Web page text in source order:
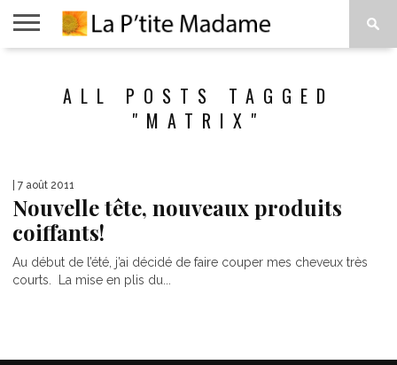
VIVRE
PROPOSALL POSTS TAGGED
"MATRIX"
| 7 août 2011
Nouvelle tête, nouveaux produits
coiffants!
Au début de l’été, j’ai décidé de faire couper mes cheveux très
courts. La mise en plis du...